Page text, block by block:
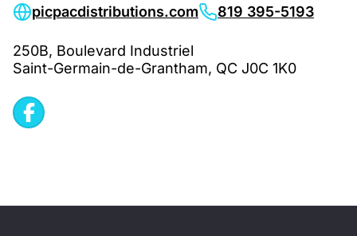
picpacdistributions.com 819 395-5193
250B, Boulevard Industriel
Saint-Germain-de-Grantham, QC J0C 1K0